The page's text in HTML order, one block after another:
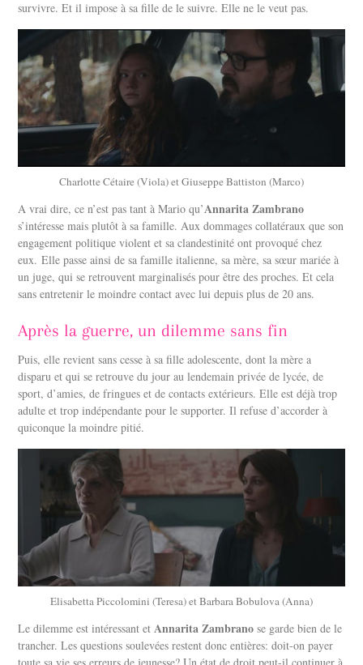
survivre. Et il impose à sa fille de le suivre. Elle ne le veut pas.
Charlotte Cétaire (Viola) et Giuseppe Battiston (Marco)
A vrai dire, ce n’est pas tant à Mario qu’Annarita Zambrano
s’intéresse mais plutôt à sa famille. Aux dommages collatéraux que son
engagement politique violent et sa clandestinité ont provoqué chez
eux. Elle passe ainsi de sa famille italienne, sa mère, sa sœur mariée à
un juge, qui se retrouvent marginalisés pour être des proches. Et cela
sans entretenir le moindre contact avec lui depuis plus de 20 ans.
Après la guerre, un dilemme sans fin
Puis, elle revient sans cesse à sa fille adolescente, dont la mère a
disparu et qui se retrouve du jour au lendemain privée de lycée, de
sport, d’amies, de fringues et de contacts extérieurs. Elle est déjà trop
adulte et trop indépendante pour le supporter. Il refuse d’accorder à
quiconque la moindre pitié.
Elisabetta Piccolomini (Teresa) et Barbara Bobulova (Anna)
Le dilemme est intéressant etAnnarita Zambrano se garde bien de le
trancher. Les questions soulevées restent donc entières: doit-on payer